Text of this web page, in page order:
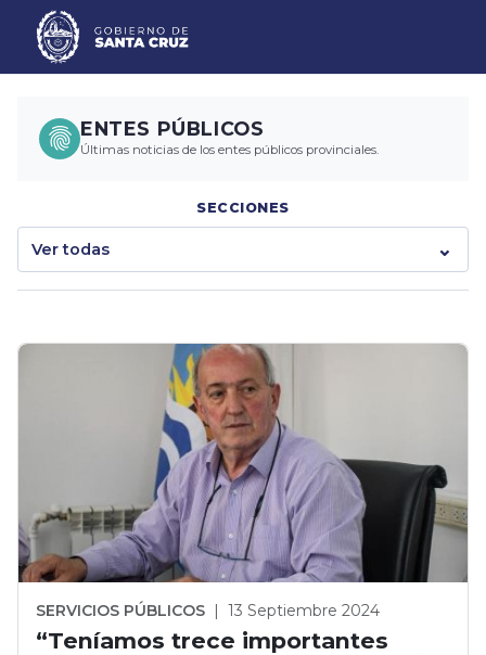
ENTES PÚBLICOS
Últimas noticias de los entes públicos provinciales.
SECCIONES
Ver todas
SERVICIOS PÚBLICOS | 13 Septiembre 2024
“Teníamos trece importantes